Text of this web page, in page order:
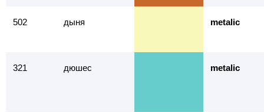
502 дыня metalic
321 дюшес metalic